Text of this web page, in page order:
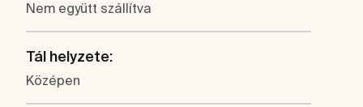
Nem együtt szállítva
Tál helyzete:
Középen